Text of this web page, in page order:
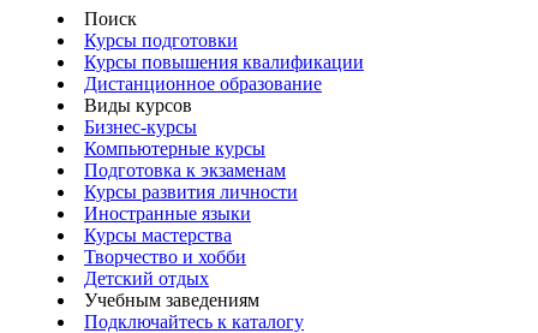
Поиск
Курсы подготовки
Курсы повышения квалификации
Дистанционное образование
Виды курсов
Бизнес-курсы
Компьютерные курсы
Подготовка к экзаменам
Курсы развития личности
Иностранные языки
Курсы мастерства
Творчество и хобби
Детский отдых
Учебным заведениям
Подключайтесь к каталогу